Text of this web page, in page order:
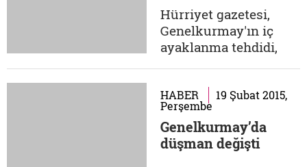
anti laik hareketlerle
daima ters düşmüştür.
Amerika'nın bir diğer
hassasiyeti de -kendi
sisteminde...
Hürriyet gazetesi,
Genelkurmay'ın iç
ayaklanma tehdidi,
işgal altında olduğu
hatta PKK ile iş birliği
yapıldığı, birçok
devlet kadrosunun
HABER 19 Şubat 2015,
Perşembe
Genelkurmay’da
düşman değişti